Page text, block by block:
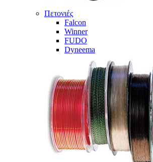
Πετονιές
Falcon
Winner
FUDO
Dyneema